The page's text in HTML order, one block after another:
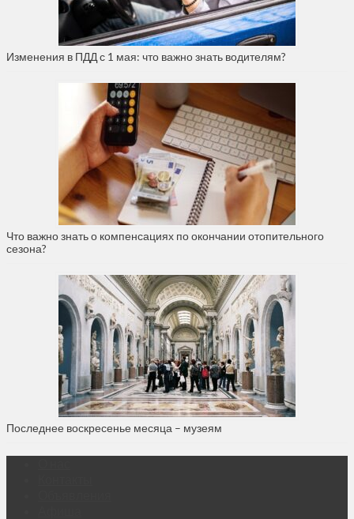
Изменения в ПДД с 1 мая: что важно знать водителям?
Что важно знать о компенсациях по окончании отопительного
сезона?
Последнее воскресенье месяца – музеям